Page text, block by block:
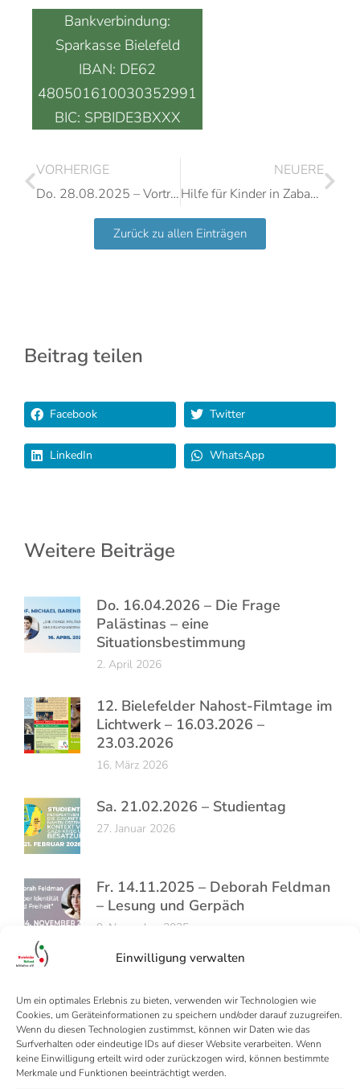
Einwilligung verwalten
Um ein optimales Erlebnis zu bieten, verwenden wir Technologien wie
Cookies, um Geräteinformationen zu speichern und/oder darauf zuzugreifen.
Wenn du diesen Technologien zustimmst, können wir Daten wie das
Surfverhalten oder eindeutige IDs auf dieser Website verarbeiten. Wenn
keine Einwilligung erteilt wird oder zurückzogen wird, können bestimmte
Merkmale und Funktionen beeinträchtigt werden.
Bankverbindung:
Sparkasse Bielefeld
IBAN: DE62
480501610030352991
BIC: SPBIDE3BXXX
VORHERIGE
Do. 28.08.2025 – Vortrag mit Prof. Dr. Heinrich Bedford-Strohm
NEUERE
Hilfe für Kinder in Zababdeh
Zurück zu allen Einträgen
Beitrag teilen
Facebook Twitter
LinkedIn WhatsApp
Weitere Beiträge
Do. 16.04.2026 – Die Frage
Palästinas – eine
Situationsbestimmung
2. April 2026
12. Bielefelder Nahost-Filmtage im
Lichtwerk – 16.03.2026 –
23.03.2026
16. März 2026
Sa. 21.02.2026 – Studientag
27. Januar 2026
Fr. 14.11.2025 – Deborah Feldman
– Lesung und Gerpäch
9. November 2025